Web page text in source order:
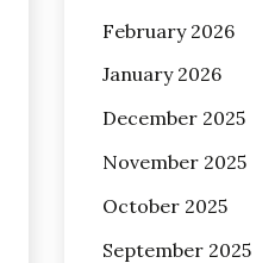
February 2026
January 2026
December 2025
November 2025
October 2025
September 2025